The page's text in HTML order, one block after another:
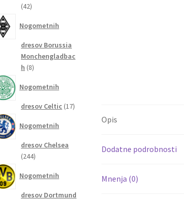
Opis
Dodatne podrobnosti
Mnenja (0)
4242
Nogometnih
dresov Borussia
Monchengladbac
h 88
Nogometnih
dresov Celtic 1717
Nogometnih
dresov Chelsea
244244
Nogometnih
dresov Dortmund